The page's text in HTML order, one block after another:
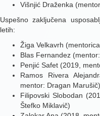
Višnjić Draženka
Uspešno zaključena
letih:
Žiga Velkavrh
Blas Fernandez
Penjić Safet (2019,
Ramos Rivera
mentor: Dragan Marušič)
Filipovski Slobodan
Štefko Miklavič)